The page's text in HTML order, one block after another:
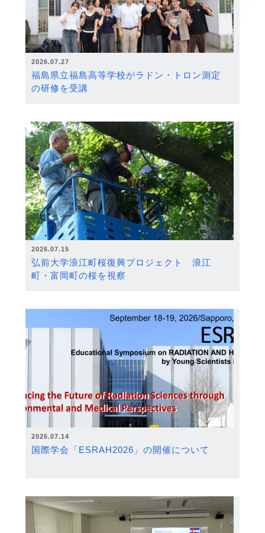
2026.07.27
福島県立福島高等学校がラドン・トロン測定
の研修を受講
2026.07.15
弘前大学浪江町桜復興プロジェクト 浪江
町・富岡町の桜を視察
2026.07.14
国際学会「ESRAH2026」の開催について